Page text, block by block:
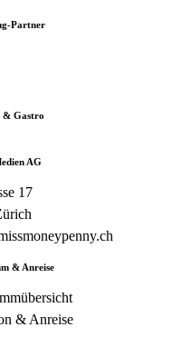
Partner
& Gastro
AG
17
& Anreise
& Anreise